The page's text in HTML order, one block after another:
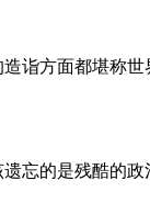
诣方面都堪称
忘的是残酷的